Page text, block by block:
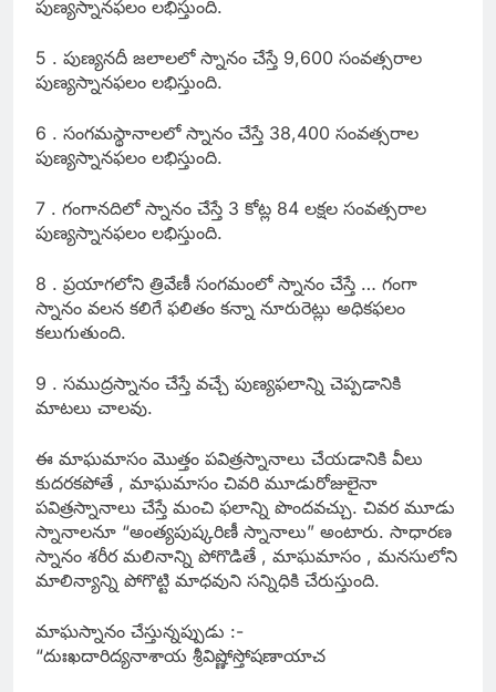
పుణ్యస్నానఫలం లభిస్తుంది.
5 . పుణ్యనదీ జలాలలో స్నానం చేస్తే 9,600 సంవత్సరాల
పుణ్యస్నానఫలం లభిస్తుంది.
6 . సంగమస్థానాలలో స్నానం చేస్తే 38,400 సంవత్సరాల
పుణ్యస్నానఫలం లభిస్తుంది.
7 . గంగానదిలో స్నానం చేస్తే 3 కోట్ల 84 లక్షల సంవత్సరాల
పుణ్యస్నానఫలం లభిస్తుంది.
8 . ప్రయాగలోని త్రివేణీ సంగమంలో స్నానం చేస్తే … గంగా
స్నానం వలన కలిగే ఫలితం కన్నా నూరురెట్లు అధికఫలం
కలుగుతుంది.
9 . సముద్రస్నానం చేస్తే వచ్చే పుణ్యఫలాన్ని చెప్పడానికి
మాటలు చాలవు.
ఈ మాఘమాసం మొత్తం పవిత్రస్నానాలు చేయడానికి వీలు
కుదరకపోతే , మాఘమాసం చివరి మూడురోజులైనా
పవిత్రస్నానాలు చేస్తే మంచి ఫలాన్ని పొందవచ్చు. చివర మూడు
స్నానాలనూ “అంత్యపుష్కరిణీ స్నానాలు” అంటారు. సాధారణ
స్నానం శరీర మలినాన్ని పోగొడితే , మాఘమాసం , మనసులోని
మాలిన్యాన్ని పోగొట్టి మాధవుని సన్నిధికి చేరుస్తుంది.
మాఘస్నానం చేస్తున్నప్పుడు :-
“దుఃఖదారిద్యనాశాయ శ్రీవిష్ణోస్తోషణాయాచ